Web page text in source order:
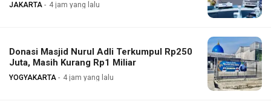
JAKARTA 4 jam yang lalu
Donasi Masjid Nurul Adli Terkumpul Rp250
Juta, Masih Kurang Rp1 Miliar
YOGYAKARTA 4 jam yang lalu